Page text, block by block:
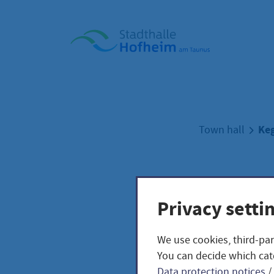
Town hall
Privacy
We use cookies, third-
You can decide which